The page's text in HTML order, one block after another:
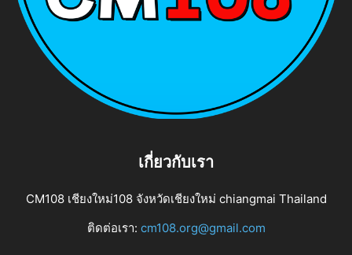
เกี่ยวกับเรา
CM108 เชียงใหม่108 จังหวัดเชียงใหม่ chiangmai Thailand
ติดต่อเรา: cm108.org@gmail.com